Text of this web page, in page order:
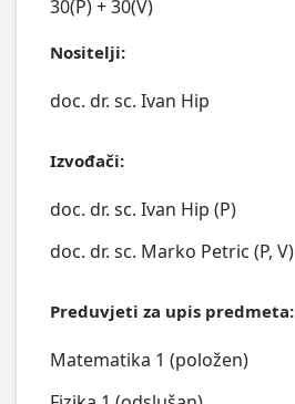
30(P) + 30(V)
Nositelji:
doc. dr. sc. Ivan Hip
Izvođači:
doc. dr. sc. Ivan Hip (P)
doc. dr. sc. Marko Petric (P, V)
Preduvjeti za upis predmeta:
Matematika 1 (položen)